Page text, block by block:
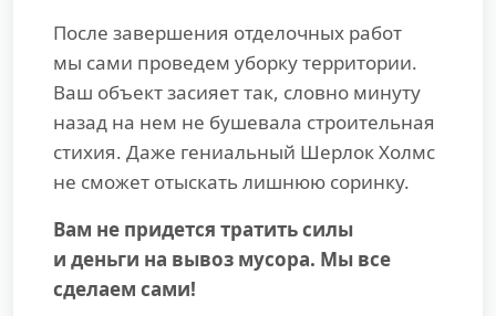
После завершения отделочных работ
мы сами проведем уборку территории.
Ваш объект засияет так, словно минуту
назад на нем не бушевала строительная
стихия. Даже гениальный Шерлок Холмс
не сможет отыскать лишнюю соринку.
Вам не придется тратить силы
и деньги на вывоз мусора. Мы все
сделаем сами!